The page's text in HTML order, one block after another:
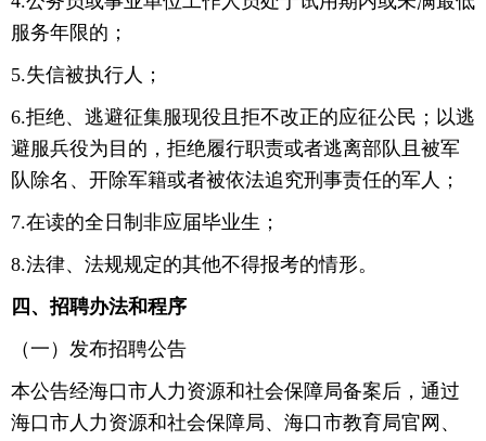
服务年限的；
5.失信被执行人；
6.拒绝、逃避征集服现役且拒不改正的应征公民；以逃
避服兵役为目的，拒绝履行职责或者逃离部队且被军
队除名、开除军籍或者被依法追究刑事责任的军人；
7.在读的全日制非应届毕业生；
8.法律、法规规定的其他不得报考的情形。
四、招聘办法和程序
（一）发布招聘公告
本公告经海口市人力资源和社会保障局备案后，通过
海口市人力资源和社会保障局、海口市教育局官网、